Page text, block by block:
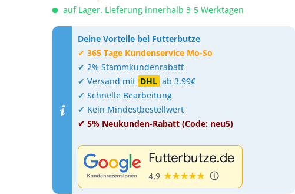
auf Lager. Lieferung innerhalb 3-5 Werktagen
Deine Vorteile bei Futterbutze
✔365 Tage Kundenservice Mo-So
✔ 2% Stammkundenrabatt
✔ Versand mit DHL ab 3,99€
✔ Schnelle Bearbeitung
✔ Kein Mindestbestellwert
✔ 5% Neukunden-Rabatt (Code: neu5)